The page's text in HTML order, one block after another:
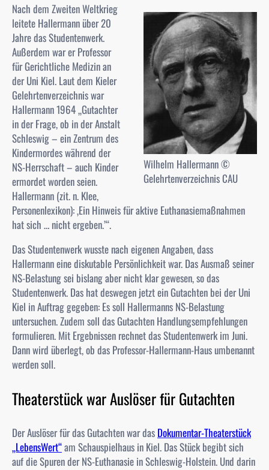
Wilhelm Hallermann ©
Gelehrtenverzeichnis CAU
Nach dem Zweiten Weltkrieg
leitete Hallermann über 20
Jahre das Studentenwerk.
Außerdem war er Professor
für Gerichtliche Medizin an
der Uni Kiel. Laut dem Kieler
Gelehrtenverzeichnis war
Hallermann 1964 „Gutachter
in der Frage, ob in der Anstalt
Schleswig – ein Zentrum des
Kindermordes während der
NS-Herrschaft – auch Kinder
ermordet worden seien.
Hallermann (zit. n. Klee,
Personenlexikon): ‚Ein Hinweis für aktive Euthanasiemaßnahmen
hat sich … nicht ergeben.’“.
Das Studentenwerk wusste nach eigenen Angaben, dass
Hallermann eine diskutable Persönlichkeit war. Das Ausmaß seiner
NS-Belastung sei bislang aber nicht klar gewesen, so das
Studentenwerk. Das hat deswegen jetzt ein Gutachten bei der Uni
Kiel in Auftrag gegeben: Es soll Hallermanns NS-Belastung
untersuchen. Zudem soll das Gutachten Handlungsempfehlungen
formulieren. Mit Ergebnissen rechnet das Studentenwerk im Juni.
Dann wird überlegt, ob das Professor-Hallermann-Haus umbenannt
werden soll.
Theaterstück war Auslöser für Gutachten
Der Auslöser für das Gutachten war das Dokumentar-Theaterstück
„LebensWert“am Schauspielhaus in Kiel. Das Stück begibt sich
auf die Spuren der NS-Euthanasie in Schleswig-Holstein. Und darin